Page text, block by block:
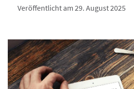
Veröffentlicht am 29. August 2025